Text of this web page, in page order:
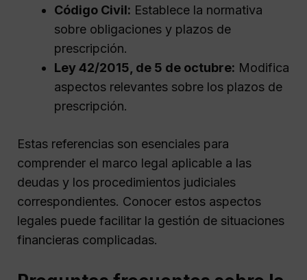
Código Civil: Establece la normativa
sobre obligaciones y plazos de
prescripción.
Ley 42/2015, de 5 de octubre: Modifica
aspectos relevantes sobre los plazos de
prescripción.
Estas referencias son esenciales para
comprender el marco legal aplicable a las
deudas y los procedimientos judiciales
correspondientes. Conocer estos aspectos
legales puede facilitar la gestión de situaciones
financieras complicadas.